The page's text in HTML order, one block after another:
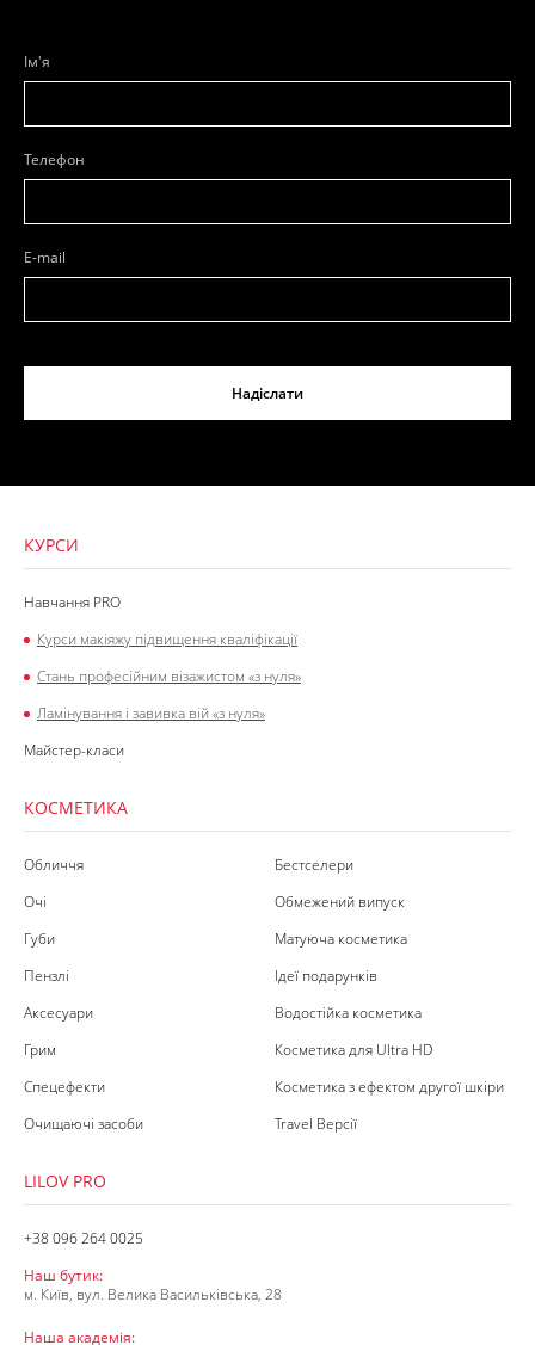
Ім'я
Телефон
E-mail
Надіслати
КУРСИ
Навчання PRO
Курси макіяжу підвищення кваліфікації
Стань професійним візажистом «з нуля»
Ламінування і завивка вій «з нуля»
Майстер-класи
КОСМЕТИКА
Обличчя
Очі
Губи
Пензлі
Аксесуари
Грим
Спецефекти
Очищаючі засоби
Бестселери
Обмежений випуск
Матуюча косметика
Ідеї подарунків
Водостійка косметика
Косметика для Ultra HD
Косметика з ефектом другої шкіри
Travel Версії
LILOV PRO
+38 096 264 0025
Наш бутик:
м. Київ, вул. Велика Васильківська, 28
Наша академія: